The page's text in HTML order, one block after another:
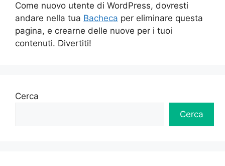
Come nuovo utente di WordPress, dovresti
andare nella tua Bacheca per eliminare questa
pagina, e crearne delle nuove per i tuoi
contenuti. Divertiti!
Cerca
Cerca